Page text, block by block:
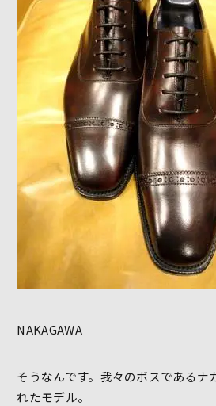
NAKAGAWA
そうなんです。我々のボスであるナ
れたモデル。